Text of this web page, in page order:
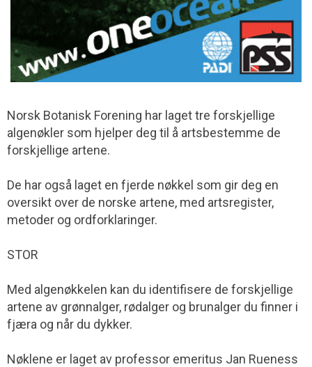
Norsk Botanisk Forening har laget tre forskjellige
algenøkler som hjelper deg til å artsbestemme de
forskjellige artene.
De har også laget en fjerde nøkkel som gir deg en
oversikt over de norske artene, med artsregister,
metoder og ordforklaringer.
STOR
Med algenøkkelen kan du identifisere de forskjellige
artene av grønnalger, rødalger og brunalger du finner i
fjæra og når du dykker.
Nøklene er laget av professor emeritus Jan Rueness